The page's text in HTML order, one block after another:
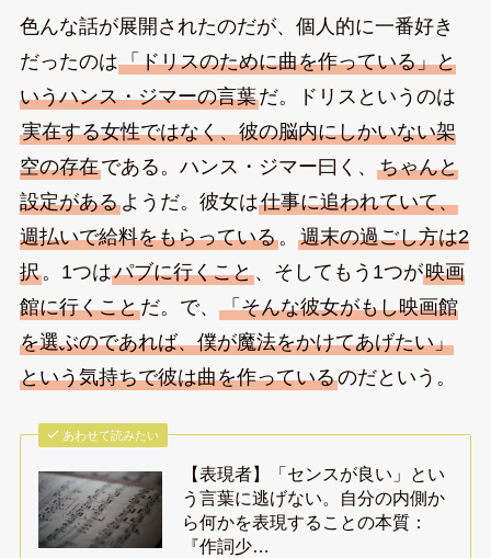
色んな話が展開されたのだが、個人的に一番好き
だったのは「ドリスのために曲を作っている」と
いうハンス・ジマーの言葉だ。ドリスというのは
実在する女性ではなく、彼の脳内にしかいない架
空の存在である。ハンス・ジマー曰く、 ちゃんと
設定があるようだ。彼女は仕事に追われていて、
週払いで給料をもらっている。 週末の過ごし方は2
択。1つはパブに行くこと、そしてもう1つが映画
館に行くことだ。で、 「そんな彼女がもし映画館
を選ぶのであれば、僕が魔法をかけてあげたい」
という気持ちで彼は曲を作っているのだという。
あわせて読みたい
【表現者】「センスが良い」とい
う言葉に逃げない。自分の内側か
ら何かを表現することの本質：
『作詞少…